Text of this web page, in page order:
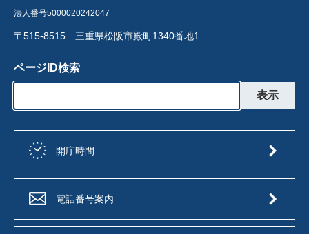
法人番号5000020242047
〒515-8515 三重県松阪市殿町1340番地1
ページID検索
開庁時間
電話番号案内